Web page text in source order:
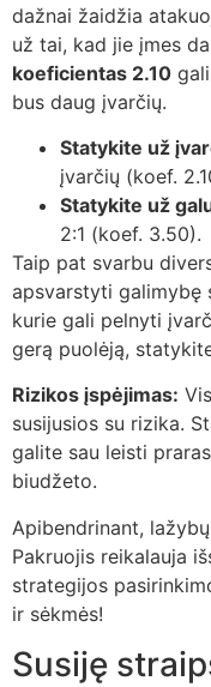
dažnai žaidžia
už tai, kad jie įmes
koeficientas 2.10
bus daug įvarčių.
Statykite už
įvarčių (koef.
Statykite už
2:1 (koef. 3.50).
Taip pat svarbu
apsvarstyti galimybę
kurie gali pelnyti
gerą puolėją,
Rizikos įspėjimas:
susijusios su rizika.
galite sau leisti
biudžeto.
Apibendrinant,
Pakruojis reikalauja
strategijos
ir sėkmės!
Susiję